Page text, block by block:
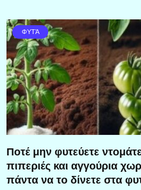
ΦΥΤΆ
Ποτέ μην φυτεύετε
πιπεριές και αγγούρια
πάντα να το δίνετε στα